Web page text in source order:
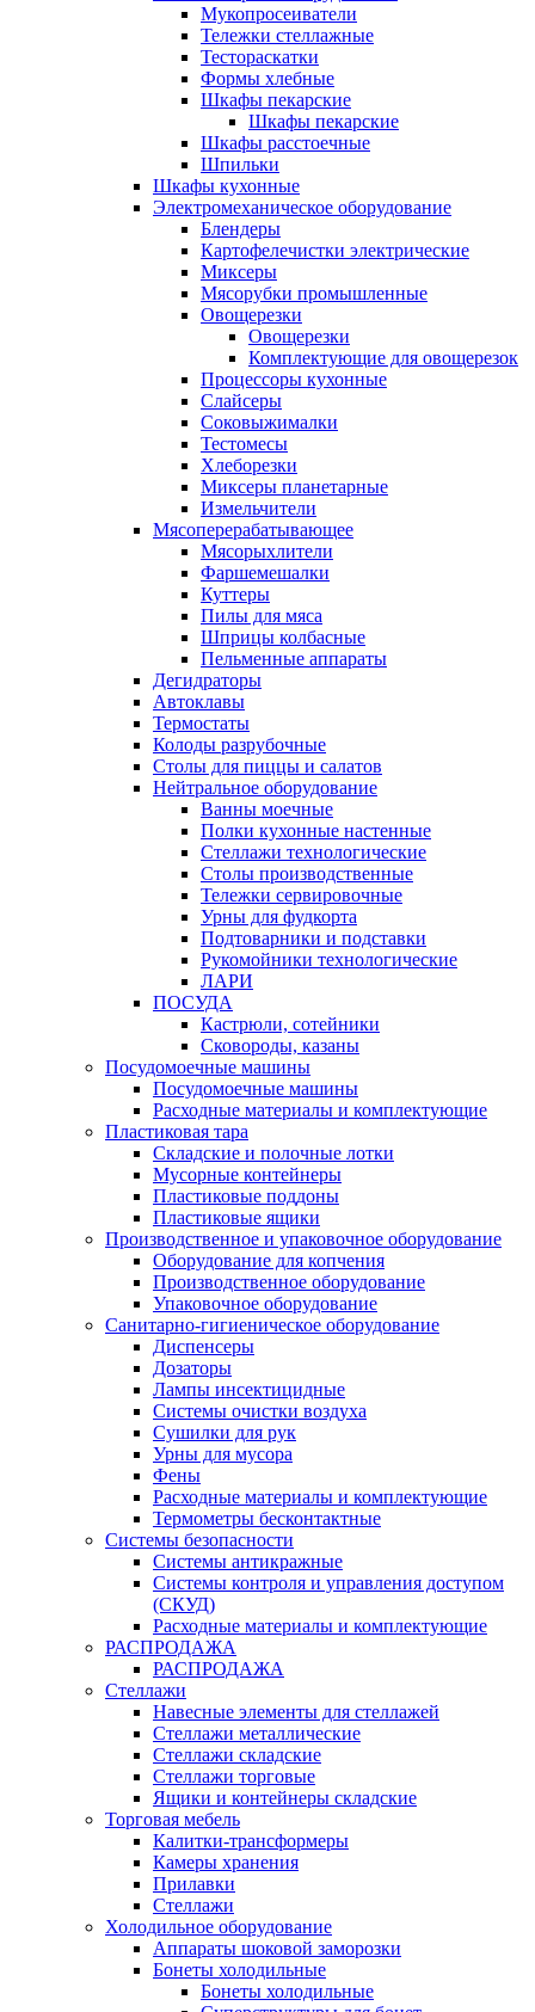
Мукопросеиватели
Тележки стеллажные
Тестораскатки
Формы хлебные
Шкафы пекарские
Шкафы пекарские
Шкафы расстоечные
Шпильки
Шкафы кухонные
Электромеханическое оборудование
Блендеры
Картофелечистки электрические
Миксеры
Мясорубки промышленные
Овощерезки
Овощерезки
Комплектующие для овощерезок
Процессоры кухонные
Слайсеры
Соковыжималки
Тестомесы
Хлеборезки
Миксеры планетарные
Измельчители
Мясоперерабатывающее
Мясорыхлители
Фаршемешалки
Куттеры
Пилы для мяса
Шприцы колбасные
Пельменные аппараты
Дегидраторы
Автоклавы
Термостаты
Колоды разрубочные
Столы для пиццы и салатов
Нейтральное оборудование
Ванны моечные
Полки кухонные настенные
Стеллажи технологические
Столы производственные
Тележки сервировочные
Урны для фудкорта
Подтоварники и подставки
Рукомойники технологические
ЛАРИ
ПОСУДА
Кастрюли, сотейники
Сковороды, казаны
Посудомоечные машины
Посудомоечные машины
Расходные материалы и комплектующие
Пластиковая тара
Складские и полочные лотки
Мусорные контейнеры
Пластиковые поддоны
Пластиковые ящики
Производственное и упаковочное оборудование
Оборудование для копчения
Производственное оборудование
Упаковочное оборудование
Санитарно-гигиеническое оборудование
Диспенсеры
Дозаторы
Лампы инсектицидные
Системы очистки воздуха
Сушилки для рук
Урны для мусора
Фены
Расходные материалы и комплектующие
Термометры бесконтактные
Системы безопасности
Системы антикражные
Системы контроля и управления доступом
(СКУД)
Расходные материалы и комплектующие
РАСПРОДАЖА
РАСПРОДАЖА
Стеллажи
Навесные элементы для стеллажей
Стеллажи металлические
Стеллажи складские
Стеллажи торговые
Ящики и контейнеры складские
Торговая мебель
Калитки-трансформеры
Камеры хранения
Прилавки
Стеллажи
Холодильное оборудование
Аппараты шоковой заморозки
Бонеты холодильные
Бонеты холодильные